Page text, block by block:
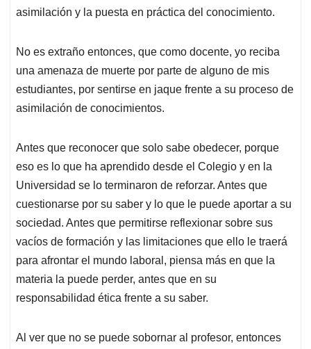
asimilación y la puesta en práctica del conocimiento.
No es extraño entonces, que como docente, yo reciba
una amenaza de muerte por parte de alguno de mis
estudiantes, por sentirse en jaque frente a su proceso de
asimilación de conocimientos.
Antes que reconocer que solo sabe obedecer, porque
eso es lo que ha aprendido desde el Colegio y en la
Universidad se lo terminaron de reforzar. Antes que
cuestionarse por su saber y lo que le puede aportar a su
sociedad. Antes que permitirse reflexionar sobre sus
vacíos de formación y las limitaciones que ello le traerá
para afrontar el mundo laboral, piensa más en que la
materia la puede perder, antes que en su
responsabilidad ética frente a su saber.
Al ver que no se puede sobornar al profesor, entonces